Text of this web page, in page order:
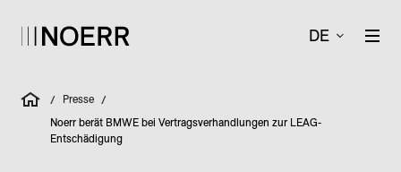
DE
/ Presse /
Noerr berät BMWE bei Vertragsverhandlungen zur LEAG-
Entschädigung